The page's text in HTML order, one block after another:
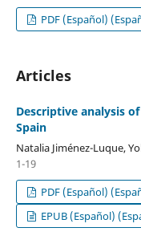
PDF (Español)
Articles
Descriptive analysis
Spain
Natalia Jiménez-Luque,
1-19
PDF (Español)
EPUB (Español)